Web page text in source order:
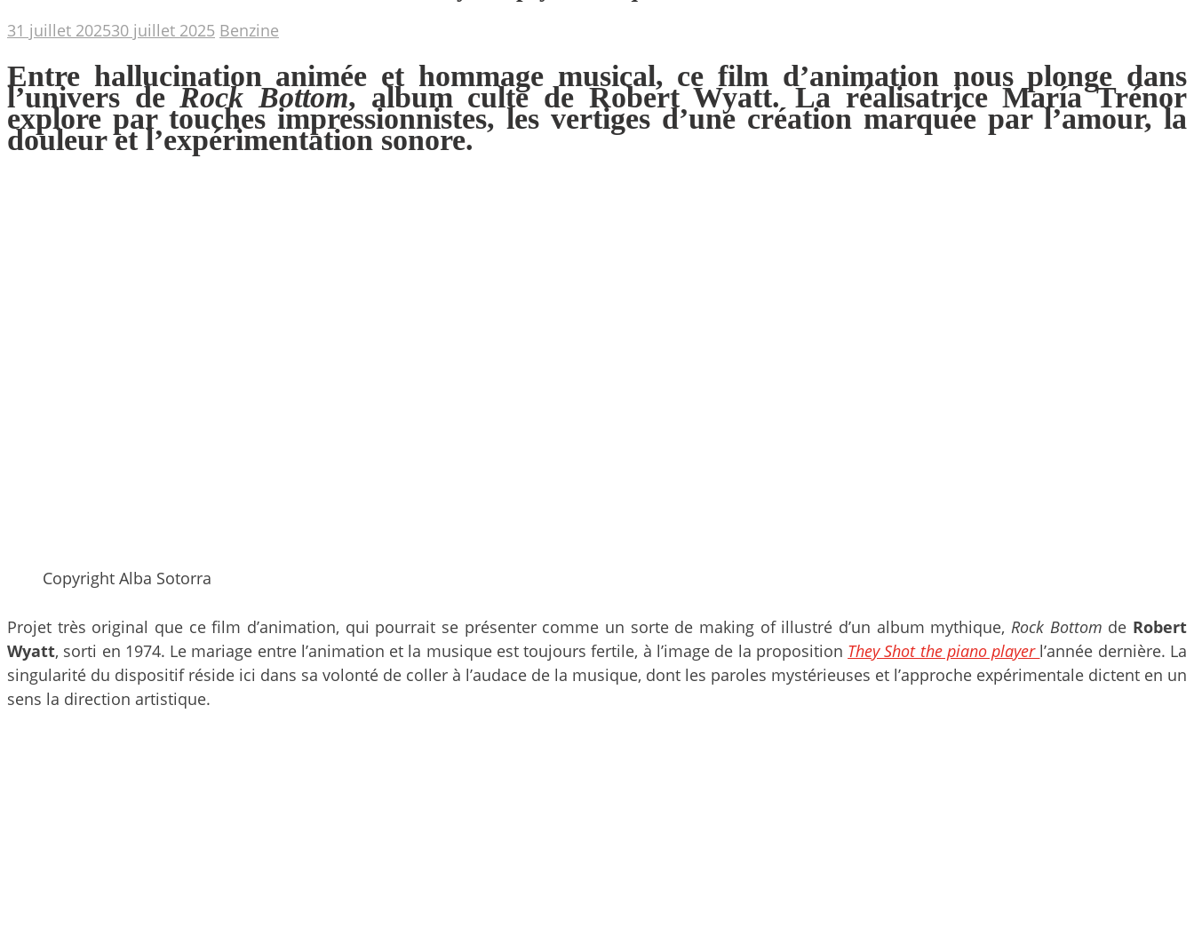
31 juillet 202530 juillet 2025 Benzine
Entre hallucination animée et hommage musical, ce film d’animation nous plonge dans
l’univers deRock Bottom, album culte de Robert Wyatt. La réalisatrice María Trénor
explore par touches impressionnistes, les vertiges d’une création marquée par l’amour, la
douleur et l’expérimentation sonore.
Copyright Alba Sotorra
Projet très original que ce film d’animation, qui pourrait se présenter comme un sorte de making of illustré d’un album mythique, Rock Bottom de Robert
Wyatt, sorti en 1974. Le mariage entre l’animation et la musique est toujours fertile, à l’image de la proposition They Shot the piano player l’année dernière. La
singularité du dispositif réside ici dans sa volonté de coller à l’audace de la musique, dont les paroles mystérieuses et l’approche expérimentale dictent en un
sens la direction artistique.